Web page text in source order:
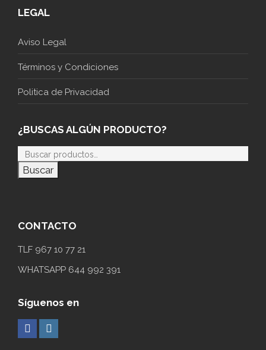
LEGAL
Aviso Legal
Términos y Condiciones
Politica de Privacidad
¿BUSCAS ALGÚN PRODUCTO?
Buscar
CONTACTO
TLF 967 10 77 21
WHATSAPP 644 992 391
Síguenos en